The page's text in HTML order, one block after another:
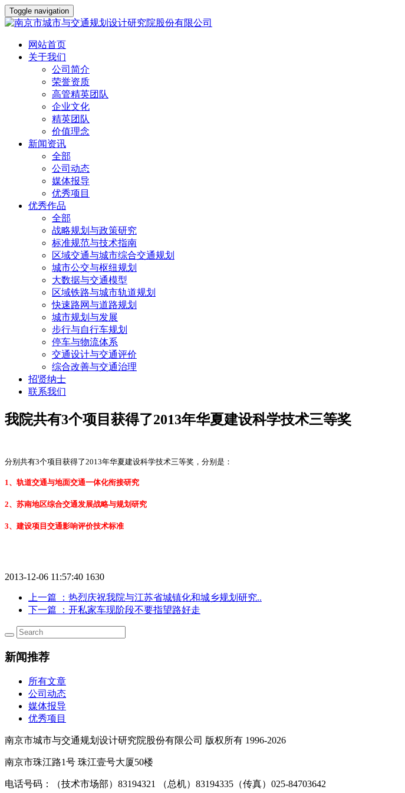
Toggle navigation
网站首页
关于我们
公司简介
荣誉资质
高管精英团队
企业文化
精英团队
价值理念
新闻资讯
全部
公司动态
媒体报导
优秀项目
优秀作品
全部
战略规划与政策研究
标准规范与技术指南
区域交通与城市综合交通规划
城市公交与枢纽规划
大数据与交通模型
区域铁路与城市轨道规划
快速路网与道路规划
城市规划与发展
步行与自行车规划
停车与物流体系
交通设计与交通评价
综合改善与交通治理
招贤纳士
联系我们
我院共有3个项目获得了2013年华夏建设科学技术三等奖
分别共有3个项目获得了2013年华夏建设科学技术三等奖，分别是：
1、轨道交通与地面交通一体化衔接研究
2、苏南地区综合交通发展战略与规划研究
3、建设项目交通影响评价技术标准
2013-12-06 11:57:40 1630
上一篇
：热烈庆祝我院与江苏省城镇化和城乡规划研究..
下一篇
：开私家车现阶段不要指望路好走
新闻推荐
所有文章
公司动态
媒体报导
优秀项目
南京市城市与交通规划设计研究院股份有限公司 版权所有 1996-2026
南京市珠江路1号 珠江壹号大厦50楼
电话号码：（技术市场部）83194321 （总机）83194335（传真）025-84703642